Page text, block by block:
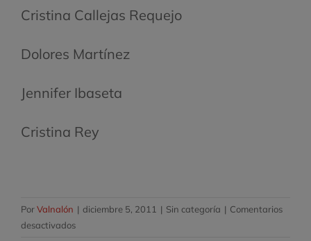
Cristina Callejas Requejo
Dolores Martínez
Jennifer Ibaseta
Cristina Rey
PorValnalón | diciembre 5, 2011 | Sin categoría | Comentarios
desactivadosen